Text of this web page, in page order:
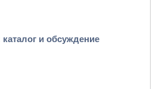
и обсуждение